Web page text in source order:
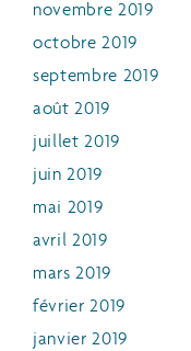
novembre 2019
octobre 2019
septembre 2019
août 2019
juillet 2019
juin 2019
mai 2019
avril 2019
mars 2019
février 2019
janvier 2019